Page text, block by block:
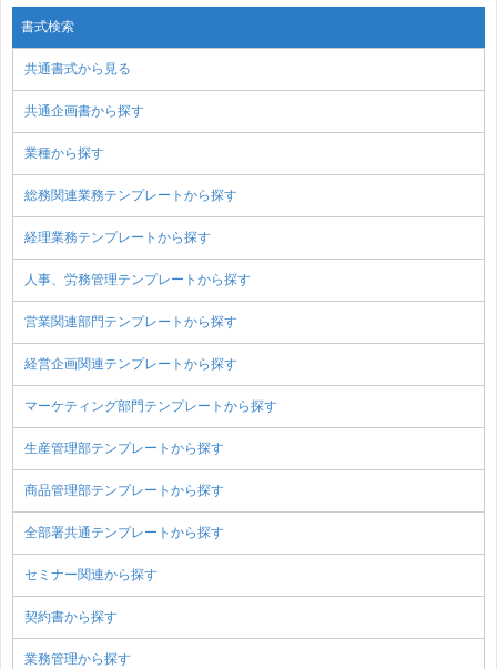
書式検索
共通書式から見る
共通企画書から探す
業種から探す
総務関連業務テンプレートから探す
経理業務テンプレートから探す
人事、労務管理テンプレートから探す
営業関連部門テンプレートから探す
経営企画関連テンプレートから探す
マーケティング部門テンプレートから探す
生産管理部テンプレートから探す
商品管理部テンプレートから探す
全部署共通テンプレートから探す
セミナー関連から探す
契約書から探す
業務管理から探す